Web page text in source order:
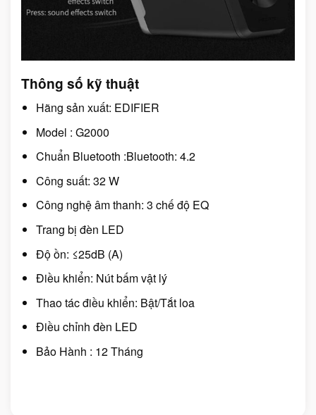
Thông số kỹ thuật
Hãng sản xuất: EDIFIER
Model : G2000
Chuẩn Bluetooth :Bluetooth: 4.2
Công suất: 32 W
Công nghệ âm thanh: 3 chế độ EQ
Trang bị đèn LED
Độ ồn: ≤25dB (A)
Điều khiển: Nút bấm vật lý
Thao tác điều khiển: Bật/Tắt loa
Điều chỉnh đèn LED
Bảo Hành : 12 Tháng